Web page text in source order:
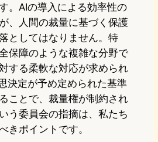
。AIの導入による効率性の
、人間の裁量に基づく保護
としてはなりません。特
保障のような複雑な分野で
する柔軟な対応が求められ
決定が予め定められた基準
ことで、裁量権が制約され
う委員会の指摘は、私たち
きポイントです。